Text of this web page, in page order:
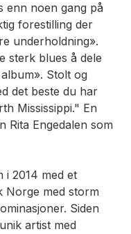
enn noen gang på
forestilling der
underholdning».
sterk blues å dele
Stolt og
det beste du har
Mississippi." En
Rita Engedalen som
i 2014 med et
Norge med storm
Siden
artist med